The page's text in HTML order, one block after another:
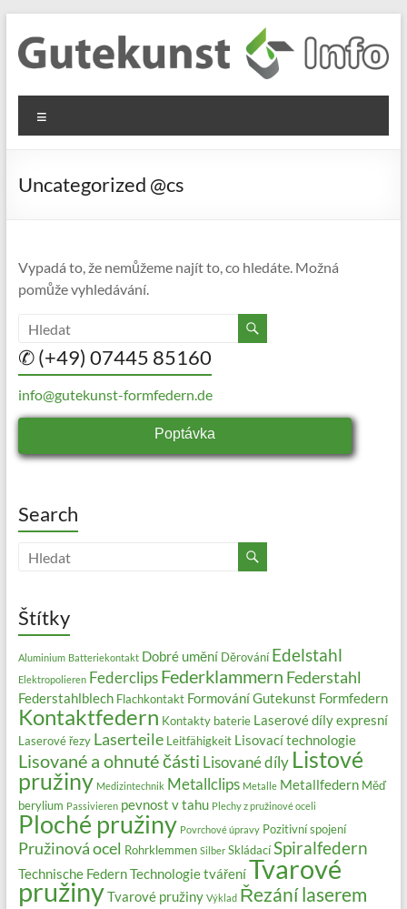
content
Gutekunst
Formfedern
GmbH
Informationen
Flachmaterial
Uncategorized @cs
Vypadá to, že nemůžeme najít to, co hledáte. Možná
pomůže vyhledávání.
✆ (+49) 07445 85160
info@gutekunst-formfedern.de
Poptávka
Search
Štítky
Aluminium Batteriekontakt Dobré umění Děrování Edelstahl
Elektropolieren Federclips Federklammern Federstahl
Federstahlblech Flachkontakt FormováníGutekunst Formfedern
Kontaktfedern Kontakty baterie Laserové díly expresní
Laserové řezy Laserteile Leitfähigkeit Lisovací technologie
Lisované a ohnuté části Lisované díly Listové
pružiny Medizintechnik Metallclips Metalle Metallfedern Měď
berylium Passivieren pevnost v tahu Plechy z pružinové oceli
Ploché pružiny Povrchové úpravy Pozitivní spojení
Pružinová ocel Rohrklemmen Silber Skládací Spiralfedern
Technische FedernTechnologie tvářeníTvarové
pružinyTvarové pružiny Výklad Řezání laserem